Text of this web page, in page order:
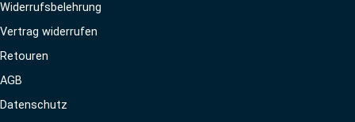
Widerrufsbelehrung
Vertrag widerrufen
Retouren
AGB
Datenschutz